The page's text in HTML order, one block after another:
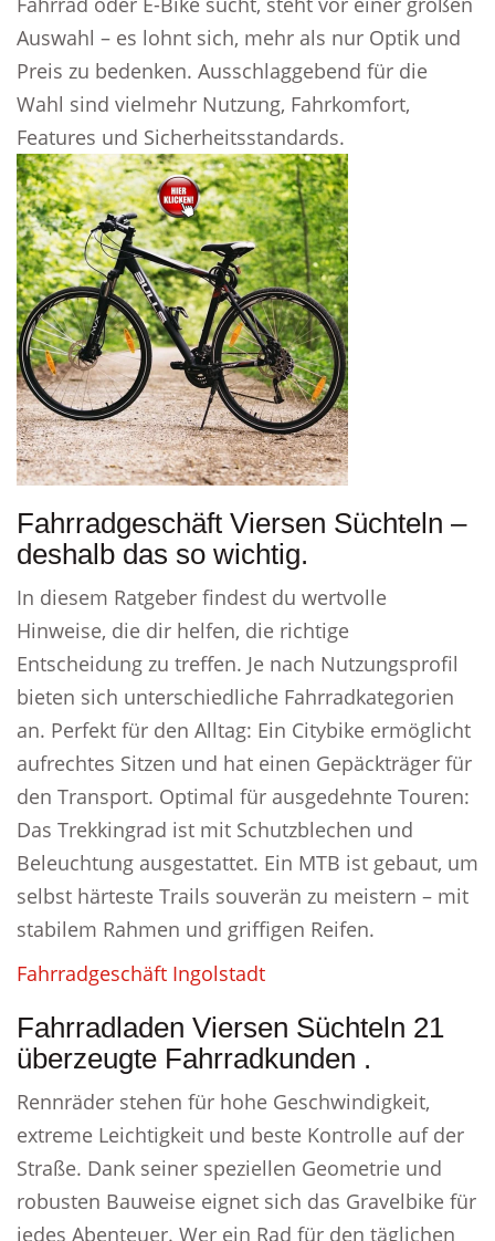
Auswahl – es lohnt sich, mehr als nur Optik und
Preis zu bedenken. Ausschlaggebend für die
Wahl sind vielmehr Nutzung, Fahrkomfort,
Features und Sicherheitsstandards.
Fahrradgeschäft Viersen Süchteln –
deshalb das so wichtig.
In diesem Ratgeber findest du wertvolle
Hinweise, die dir helfen, die richtige
Entscheidung zu treffen. Je nach Nutzungsprofil
bieten sich unterschiedliche Fahrradkategorien
an. Perfekt für den Alltag: Ein Citybike ermöglicht
aufrechtes Sitzen und hat einen Gepäckträger für
den Transport. Optimal für ausgedehnte Touren:
Das Trekkingrad ist mit Schutzblechen und
Beleuchtung ausgestattet. Ein MTB ist gebaut, um
selbst härteste Trails souverän zu meistern – mit
stabilem Rahmen und griffigen Reifen.
Fahrradgeschäft Ingolstadt
Fahrradladen Viersen Süchteln 21
überzeugte Fahrradkunden .
Rennräder stehen für hohe Geschwindigkeit,
extreme Leichtigkeit und beste Kontrolle auf der
Straße. Dank seiner speziellen Geometrie und
robusten Bauweise eignet sich das Gravelbike für
jedes Abenteuer. Wer ein Rad für den täglichen